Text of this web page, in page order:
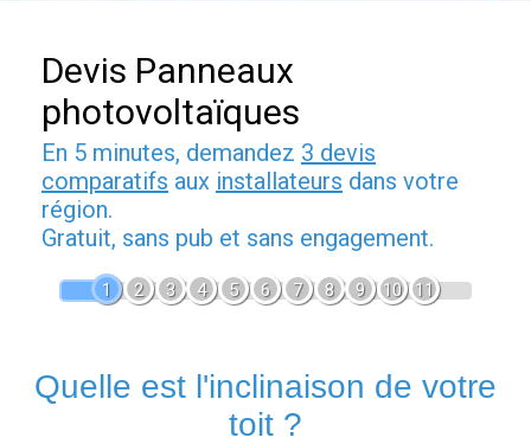
Devis Panneaux
photovoltaïques
En 5 minutes, demandez 3 devis
comparatifs aux installateurs dans votre
région.
Gratuit, sans pub et sans engagement.
1 2 3 4 5 6 7 8 9 10 11
Quelle est l'inclinaison de votre
toit ?